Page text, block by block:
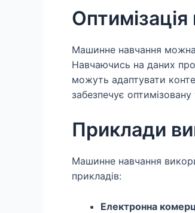
Оптимізація
Машинне навчання можна
Навчаючись на даних
можуть адаптувати
забезпечує
Приклади
Машинне навчання
прикладів:
Електронна